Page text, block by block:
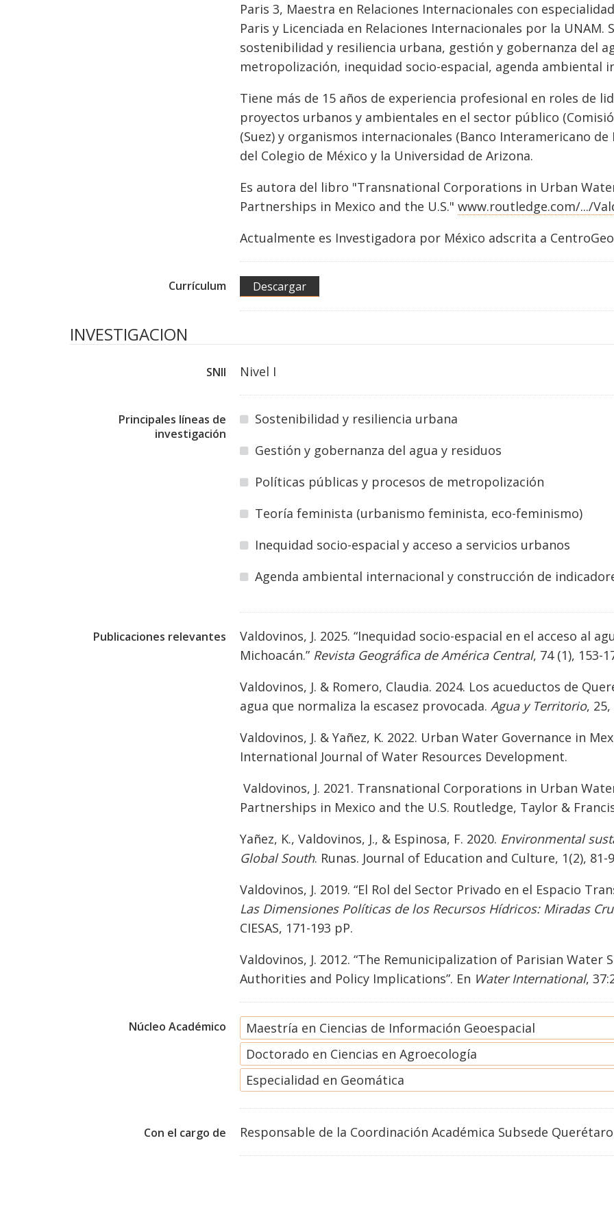
Paris 3, Maestra en Relaciones Internacionales con
Paris y Licenciada en Relaciones Internacionales por la UNAM.
sostenibilidad y resiliencia urbana, gestión y gobernanza del
metropolización, inequidad socio-espacial, agenda ambiental
Tiene más de 15 años de experiencia profesional en roles de
proyectos urbanos y ambientales en el sector público
(Suez) y organismos internacionales (Banco Interamericano
del Colegio de México y la Universidad de Arizona.
Es autora del libro "Transnational Corporations in Urban
Partnerships in Mexico and the U.S." www.routledge.com/.../
Actualmente es Investigadora por México adscrita a CentroGeo
Currículum Descargar
INVESTIGACION
SNII Nivel I
Principales líneas de
investigación
Sostenibilidad y resiliencia urbana
Gestión y gobernanza del agua y residuos
Políticas públicas y procesos de metropolización
Teoría feminista (urbanismo feminista, eco-feminismo)
Inequidad socio-espacial y acceso a servicios urbanos
Agenda ambiental internacional y construcción de
Publicaciones relevantes
Valdovinos, J. 2025. “Inequidad socio-espacial en el acceso al
Michoacán.” Revista Geográfica de América Central, 74 (1), 153-
Valdovinos, J. & Romero, Claudia. 2024. Los acueductos de
agua que normaliza la escasez provocada. Agua y Territorio, 25,
Valdovinos, J. & Yañez, K. 2022. Urban Water Governance in
International Journal of Water Resources Development.
Valdovinos, J. 2021. Transnational Corporations in Urban
Partnerships in Mexico and the U.S. Routledge, Taylor &
Yañez, K., Valdovinos, J., & Espinosa, F. 2020. Environmental
Global South. Runas. Journal of Education and Culture, 1(2), 81-
Valdovinos, J. 2019. “El Rol del Sector Privado en el Espacio
Las Dimensiones Políticas de los Recursos Hídricos: Miradas
CIESAS, 171-193 pP.
Valdovinos, J. 2012. “The Remunicipalization of Parisian Water
Authorities and Policy Implications”. En Water International,
Núcleo Académico
Maestría en Ciencias de Información Geoespacial
Doctorado en Ciencias en Agroecología
Especialidad en Geomática
Con el cargo de Responsable de la Coordinación Académica Subsede Querétaro